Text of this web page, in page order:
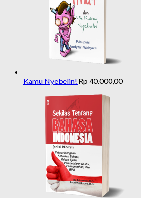
Kamu Nyebelin! Rp 40.000,00